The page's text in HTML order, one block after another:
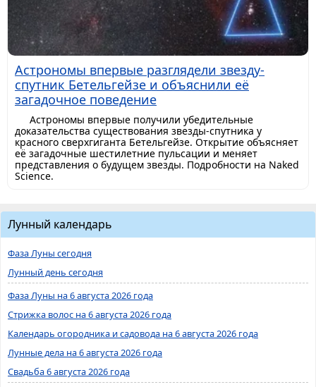
Астрономы впервые разглядели звезду-
спутник Бетельгейзе и объяснили её
загадочное поведение
Астрономы впервые получили убедительные
доказательства существования звезды-спутника у
красного сверхгиганта Бетельгейзе. Открытие объясняет
её загадочные шестилетние пульсации и меняет
представления о будущем звезды. Подробности на Naked
Science.
Лунный календарь
Фаза Луны сегодня
Лунный день сегодня
Фаза Луны на 6 августа 2026 года
Стрижка волос на 6 августа 2026 года
Календарь огородника и садовода на 6 августа 2026 года
Лунные дела на 6 августа 2026 года
Свадьба 6 августа 2026 года